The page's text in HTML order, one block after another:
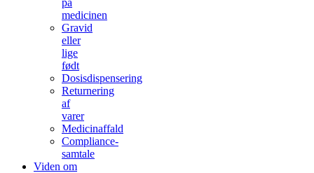
medicinen
Gravid
eller
lige
født
Dosisdispensering
Returnering
af
varer
Medicinaffald
Compliance-
samtale
Viden om